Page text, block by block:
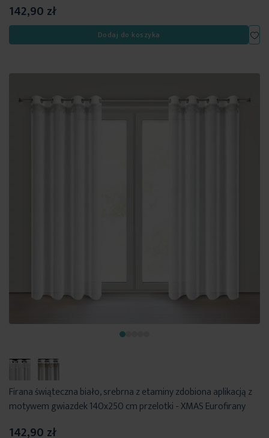
142,90 zł
Dodaj do koszyka
Firana świąteczna biało, srebrna z etaminy zdobiona aplikacją z
motywem gwiazdek 140x250 cm przelotki - XMAS Eurofirany
142,90 zł